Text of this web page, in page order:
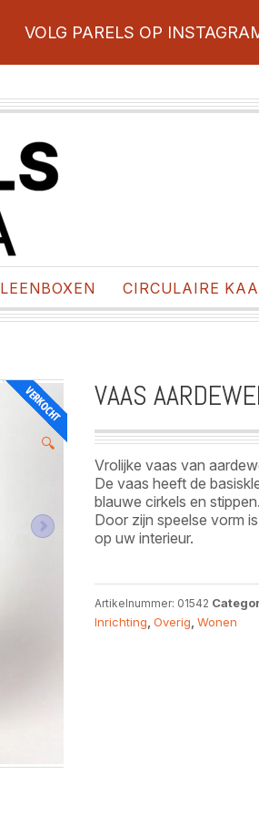
LEENBOXEN CIRCULAIRE
🔍
VAAS
Vrolijke vaas van
De vaas heeft de
blauwe cirkels en stippen.
Door zijn speelse vorm
op uw interieur.
Artikelnummer: 01542
Inrichting ,Overig ,Wonen
VOLG PARELS OP